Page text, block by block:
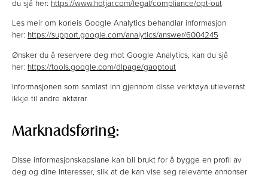
du sjå her: https://www.hotjar.com/legal/compliance/opt-out
Les meir om korleis Google Analytics behandlar informasjon
her: https://support.google.com/analytics/answer/6004245
Ønsker du å reservere deg mot Google Analytics, kan du sjå
her: https://tools.google.com/dlpage/gaoptout
Informasjonen som samlast inn gjennom disse verktøya utleverast
ikkje til andre aktørar.
Marknadsføring:
Disse informasjonskapslane kan bli brukt for å bygge en profil av
deg og dine interesser, slik at de kan vise seg relevante annonser